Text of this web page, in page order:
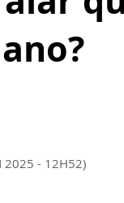
2025 - 12H52)